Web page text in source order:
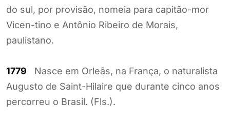
do sul, por provisão, nomeia para capitão-mor
Vicen-tino e Antônio Ribeiro de Morais,
paulistano.
1779 Nasce em Orleãs, na França, o naturalista
Augusto de Saint-Hilaire que durante cinco anos
percorreu o Brasil. (Fls.).